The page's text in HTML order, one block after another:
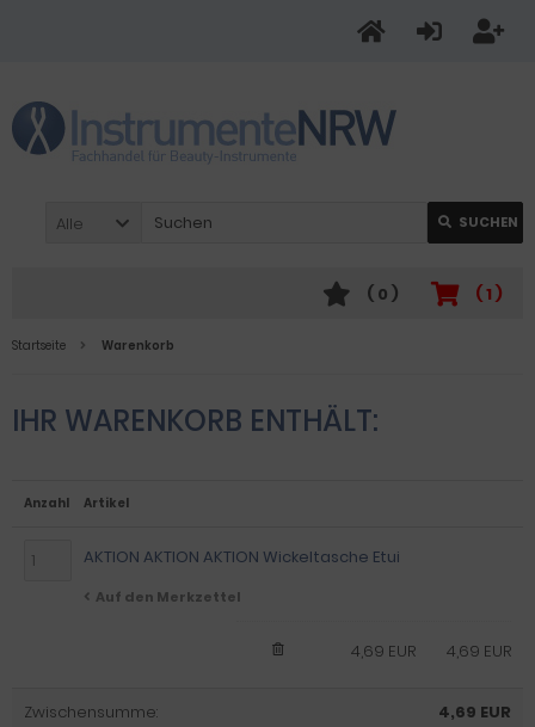
Alle SUCHEN
( 1 )
( 0 )
Startseite Warenkorb
IHR WARENKORB ENTHÄLT:
Anzahl Artikel
AKTION AKTION AKTION Wickeltasche Etui
Auf den Merkzettel
4,69 EUR
4,69 EUR
Zwischensumme: 4,69 EUR